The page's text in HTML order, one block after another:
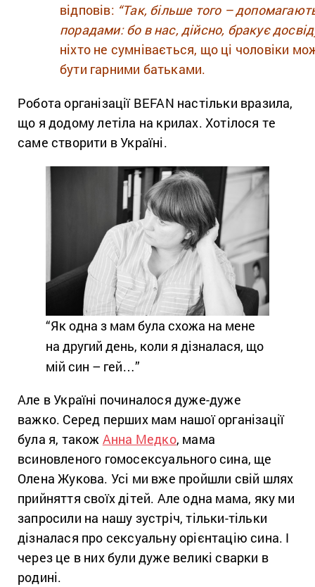
відповів: “Так, більше того –
порадами: бо в нас, дійсно, бракує
ніхто не сумнівається, що ці чоловіки
бути гарними батьками.
Робота організації BEFAN настільки вразила,
що я додому летіла на крилах. Хотілося те
саме створити в Україні.
“Як одна з мам була схожа на мене
на другий день, коли я дізналася, що
мій син – гей…”
Але в Україні починалося дуже-дуже
важко. Серед перших мам нашої організації
була я, також Анна Медко, мама
всиновленого гомосексуального сина, ще
Олена Жукова. Усі ми вже пройшли свій шлях
прийняття своїх дітей. Але одна мама, яку ми
запросили на нашу зустріч, тільки-тільки
дізналася про сексуальну орієнтацію сина. І
через це в них були дуже великі сварки в
родині.